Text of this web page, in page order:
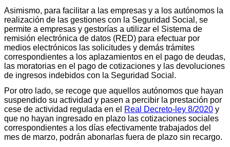
Asimismo, para facilitar a las empresas y a los autónomos la
realización de las gestiones con la Seguridad Social, se
permite a empresas y gestorías a utilizar el Sistema de
remisión electrónica de datos (RED) para efectuar por
medios electrónicos las solicitudes y demás trámites
correspondientes a los aplazamientos en el pago de deudas,
las moratorias en el pago de cotizaciones y las devoluciones
de ingresos indebidos con la Seguridad Social.
Por otro lado, se recoge que aquellos autónomos que hayan
suspendido su actividad y pasen a percibir la prestación por
cese de actividad regulada en el Real Decreto-ley 8/2020 y
que no hayan ingresado en plazo las cotizaciones sociales
correspondientes a los días efectivamente trabajados del
mes de marzo, podrán abonarlas fuera de plazo sin recargo.